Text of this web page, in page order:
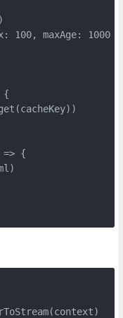
100, maxAge: 1000
{
=> {